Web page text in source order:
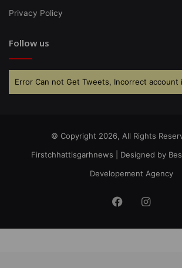
Privacy Policy
Follow us
Error Can not Get Tweets, Incorrect account
© Copyright 2026, All Rights
Firstchhattisgarhnews | Designed by
Developement Agency
Facebook